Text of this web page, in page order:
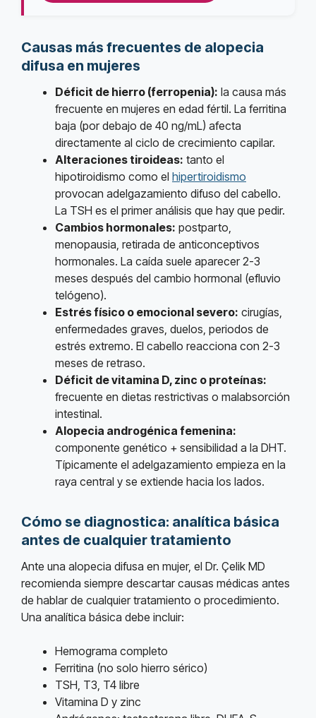
Causas más frecuentes de alopecia
difusa en mujeres
Déficit de hierro (ferropenia): la causa más
frecuente en mujeres en edad fértil. La ferritina
baja (por debajo de 40 ng/mL) afecta
directamente al ciclo de crecimiento capilar.
Alteraciones tiroideas: tanto el
hipotiroidismo como el hipertiroidismo
provocan adelgazamiento difuso del cabello.
La TSH es el primer análisis que hay que pedir.
Cambios hormonales: postparto,
menopausia, retirada de anticonceptivos
hormonales. La caída suele aparecer 2-3
meses después del cambio hormonal (efluvio
telógeno).
Estrés físico o emocional severo: cirugías,
enfermedades graves, duelos, periodos de
estrés extremo. El cabello reacciona con 2-3
meses de retraso.
Déficit de vitamina D, zinc o proteínas:
frecuente en dietas restrictivas o malabsorción
intestinal.
Alopecia androgénica femenina:
componente genético + sensibilidad a la DHT.
Típicamente el adelgazamiento empieza en la
raya central y se extiende hacia los lados.
Cómo se diagnostica: analítica básica
antes de cualquier tratamiento
Ante una alopecia difusa en mujer, el Dr. Çelik MD
recomienda siempre descartar causas médicas antes
de hablar de cualquier tratamiento o procedimiento.
Una analítica básica debe incluir:
Hemograma completo
Ferritina (no solo hierro sérico)
TSH, T3, T4 libre
Vitamina D y zinc